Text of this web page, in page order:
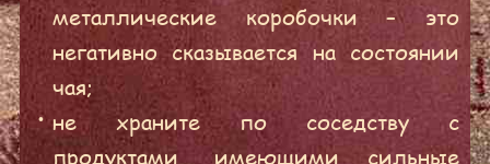
металлические коробочки – это
негативно сказывается на состоянии
чая;
не храните по соседству с
продуктами, имеющими сильные